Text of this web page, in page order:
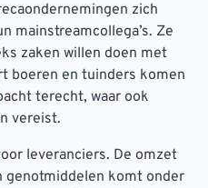
zich
mainstreamcollega’s. Ze
zaken willen doen met
boeren en tuinders komen
terecht, waar ook
vereist.
leveranciers. De omzet
genotmiddelen komt onder